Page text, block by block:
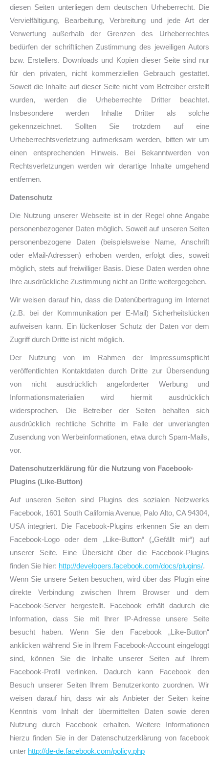
diesen Seiten unterliegen dem deutschen Urheberrecht. Die
Vervielfältigung, Bearbeitung, Verbreitung und jede Art der
Verwertung außerhalb der Grenzen des Urheberrechtes
bedürfen der schriftlichen Zustimmung des jeweiligen Autors
bzw. Erstellers. Downloads und Kopien dieser Seite sind nur
für den privaten, nicht kommerziellen Gebrauch gestattet.
Soweit die Inhalte auf dieser Seite nicht vom Betreiber erstellt
wurden, werden die Urheberrechte Dritter beachtet.
Insbesondere werden Inhalte Dritter als solche
gekennzeichnet. Sollten Sie trotzdem auf eine
Urheberrechtsverletzung aufmerksam werden, bitten wir um
einen entsprechenden Hinweis. Bei Bekanntwerden von
Rechtsverletzungen werden wir derartige Inhalte umgehend
entfernen.
Datenschutz
Die Nutzung unserer Webseite ist in der Regel ohne Angabe
personenbezogener Daten möglich. Soweit auf unseren Seiten
personenbezogene Daten (beispielsweise Name, Anschrift
oder eMail-Adressen) erhoben werden, erfolgt dies, soweit
möglich, stets auf freiwilliger Basis. Diese Daten werden ohne
Ihre ausdrückliche Zustimmung nicht an Dritte weitergegeben.
Wir weisen darauf hin, dass die Datenübertragung im Internet
(z.B. bei der Kommunikation per E-Mail) Sicherheitslücken
aufweisen kann. Ein lückenloser Schutz der Daten vor dem
Zugriff durch Dritte ist nicht möglich.
Der Nutzung von im Rahmen der Impressumspflicht
veröffentlichten Kontaktdaten durch Dritte zur Übersendung
von nicht ausdrücklich angeforderter Werbung und
Informationsmaterialien wird hiermit ausdrücklich
widersprochen. Die Betreiber der Seiten behalten sich
ausdrücklich rechtliche Schritte im Falle der unverlangten
Zusendung von Werbeinformationen, etwa durch Spam-Mails,
vor.
Datenschutzerklärung für die Nutzung von Facebook-
Plugins (Like-Button)
Auf unseren Seiten sind Plugins des sozialen Netzwerks
Facebook, 1601 South California Avenue, Palo Alto, CA 94304,
USA integriert. Die Facebook-Plugins erkennen Sie an dem
Facebook-Logo oder dem „Like-Button“ („Gefällt mir“) auf
unserer Seite. Eine Übersicht über die Facebook-Plugins
finden Sie hier: http://developers.facebook.com/docs/plugins/.
Wenn Sie unsere Seiten besuchen, wird über das Plugin eine
direkte Verbindung zwischen Ihrem Browser und dem
Facebook-Server hergestellt. Facebook erhält dadurch die
Information, dass Sie mit Ihrer IP-Adresse unsere Seite
besucht haben. Wenn Sie den Facebook „Like-Button“
anklicken während Sie in Ihrem Facebook-Account eingeloggt
sind, können Sie die Inhalte unserer Seiten auf Ihrem
Facebook-Profil verlinken. Dadurch kann Facebook den
Besuch unserer Seiten Ihrem Benutzerkonto zuordnen. Wir
weisen darauf hin, dass wir als Anbieter der Seiten keine
Kenntnis vom Inhalt der übermittelten Daten sowie deren
Nutzung durch Facebook erhalten. Weitere Informationen
hierzu finden Sie in der Datenschutzerklärung von facebook
unter http://de-de.facebook.com/policy.php